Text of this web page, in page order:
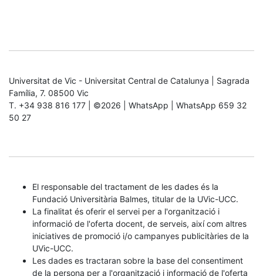
Universitat de Vic - Universitat Central de Catalunya | Sagrada
Família, 7. 08500 Vic
T. +34 938 816 177 | ©2026 | WhatsApp | WhatsApp 659 32
50 27
El responsable del tractament de les dades és la
Fundació Universitària Balmes, titular de la UVic-UCC.
La finalitat és oferir el servei per a l'organització i
informació de l'oferta docent, de serveis, així com altres
iniciatives de promoció i/o campanyes publicitàries de la
UVic-UCC.
Les dades es tractaran sobre la base del consentiment
de la persona per a l'organització i informació de l'oferta